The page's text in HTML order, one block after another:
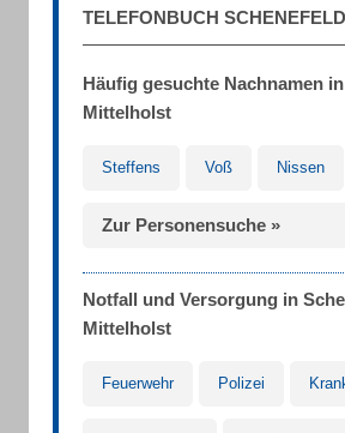
TELEFONBUCH
Häufig gesuchte Nachnamen
Mittelholst
Steffens Voß Nissen
Zur Personensuche »
Notfall und Versorgung in
Mittelholst
Feuerwehr Polizei